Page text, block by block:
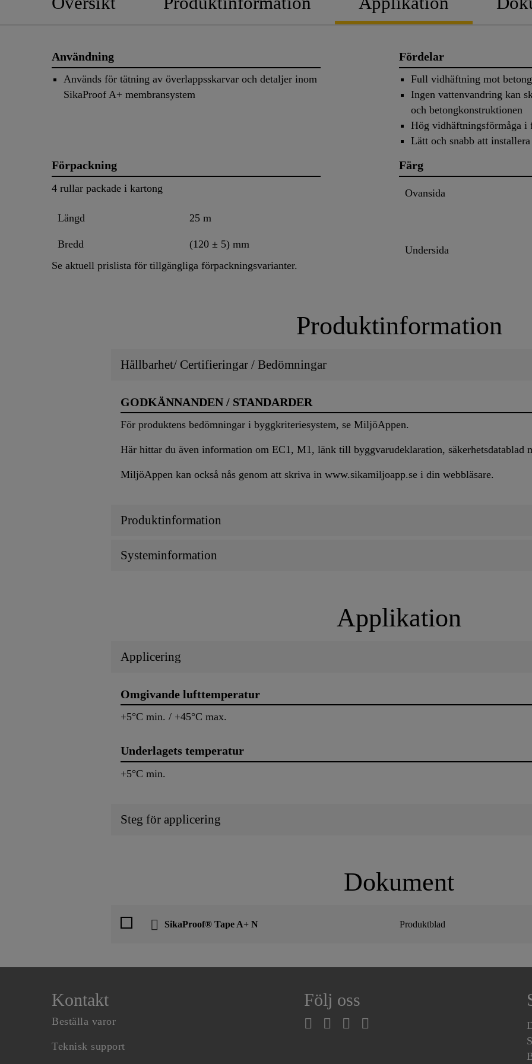
Användning
Används för tätning av överlappsskarvar och detaljer inom
SikaProof A+ membransystem
Fördelar
Full vidhäftning mot
Ingen vattenvandring kan
och betongkonstruktionen
Hög vidhäftningsförmåga i
Lätt och snabb att installera
Förpackning
4 rullar packade i kartong
Längd 25 m
Bredd
(120 ± 5) mm
Se aktuell prislista för tillgängliga förpackningsvarianter.
Färg
Ovansida
Undersida
Produktinformation
Hållbarhet/ Certifieringar / Bedömningar
GODKÄNNANDEN / STANDARDER
För produktens bedömningar i byggkriteriesystem, se MiljöAppen.
Här hittar du även information om EC1, M1, länk till byggvarudeklaration, säkerhetsdatablad
MiljöAppen kan också nås genom att skriva in www.sikamiljoapp.se i din webbläsare.
Produktinformation
Systeminformation
Applikation
Applicering
Omgivande lufttemperatur
+5°C min. / +45°C max.
Underlagets temperatur
+5°C min.
Steg för applicering
Dokument
SikaProof® Tape A+ N Produktblad
Kontakt
Beställa varor
Teknisk support
Följ oss